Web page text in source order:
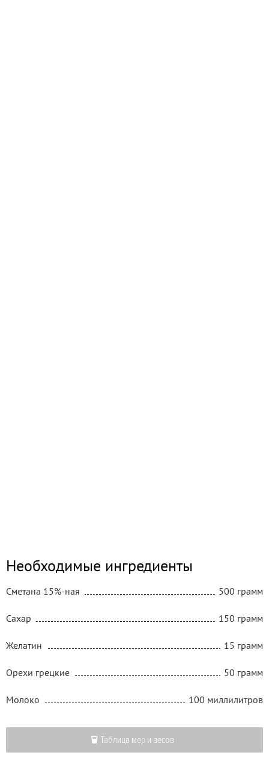
Необходимые ингредиенты
Сметана 15%-ная 500 грамм
Сахар 150 грамм
Желатин 15 грамм
Орехи грецкие 50 грамм
Молоко 100 миллилитров
Таблица мер и весов